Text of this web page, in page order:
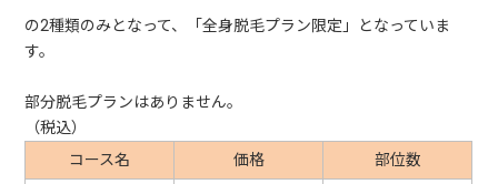
の2種類のみとなって、「全身脱毛プラン限定」となっていま
す。
部分脱毛プランはありません。
（税込）
コース名
価格 部位数